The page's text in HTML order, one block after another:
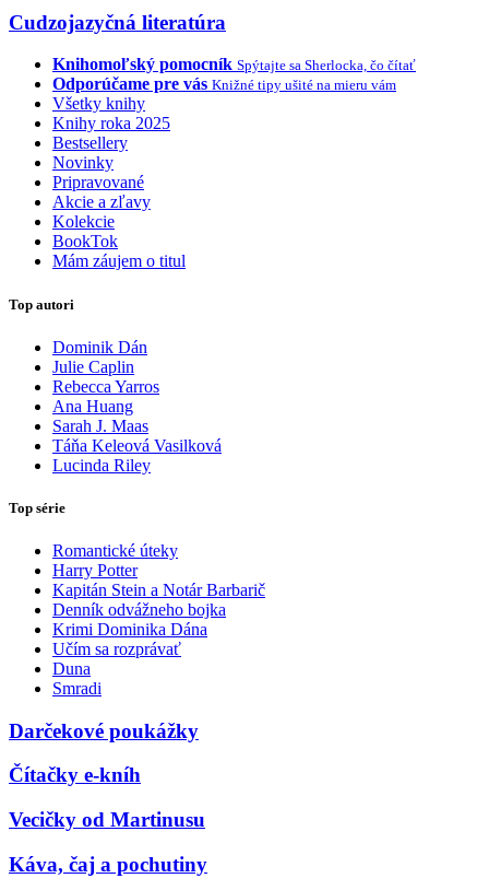
Cudzojazyčná literatúra
Knihomoľský pomocník Spýtajte sa Sherlocka, čo čítať
Odporúčame pre vás Knižné tipy ušité na mieru vám
Všetky knihy
Knihy roka 2025
Bestsellery
Novinky
Pripravované
Akcie a zľavy
Kolekcie
BookTok
Mám záujem o titul
Top autori
Dominik Dán
Julie Caplin
Rebecca Yarros
Ana Huang
Sarah J. Maas
Táňa Keleová Vasilková
Lucinda Riley
Top série
Romantické úteky
Harry Potter
Kapitán Stein a Notár Barbarič
Denník odvážneho bojka
Krimi Dominika Dána
Učím sa rozprávať
Duna
Smradi
Darčekové poukážky
Čítačky e-kníh
Vecičky od Martinusu
Káva, čaj a pochutiny